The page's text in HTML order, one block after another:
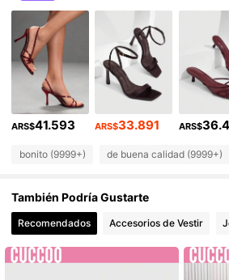
4,91 900K Seguidores
900K Seguidores
4,91 900K Seguidores
900K Seguidores
4,91 900K Seguidores
ARS$41.593 ARS$33.891 ARS$
bonito (9999+) de buena calidad (9999+)
También Podría Gustarte
Recomendados Accesorios de Vestir